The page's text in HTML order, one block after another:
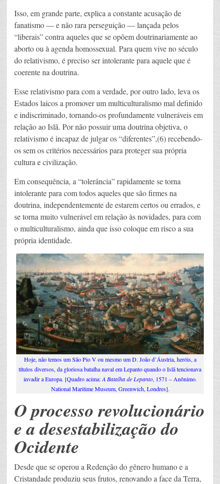
Isso, em grande parte, explica a constante acusação de
fanatismo — e não rara perseguição — lançada pelos
“liberais” contra aqueles que se opõem doutrinariamente ao
aborto ou à agenda homossexual. Para quem vive no século
do relativismo, é preciso ser intolerante para aquele que é
coerente na doutrina.
Esse relativismo para com a verdade, por outro lado, leva os
Estados laicos a promover um multiculturalismo mal definido
e indiscriminado, tornando-os profundamente vulneráveis em
relação ao Islã. Por não possuir uma doutrina objetiva, o
relativismo é incapaz de julgar os “diferentes”,(6) recebendo-
os sem os critérios necessários para proteger sua própria
cultura e civilização.
Em consequência, a “tolerância” rapidamente se torna
intolerante para com todos aqueles que são firmes na
doutrina, independentemente de estarem certos ou errados, e
se torna muito vulnerável em relação às novidades, para com
o multiculturalismo, ainda que isso coloque em risco a sua
própria identidade.
Hoje, não temos um São Pio V ou mesmo um D. João d’Áustria, heróis, a
títulos diversos, da gloriosa batalha naval em Lepanto quando o Islã tencionava
invadir a Europa. [Quadro acima:A Batalha de Lepanto, 1571 – Anônimo.
National Maritime Museum, Greenwich, Londres].
O processo revolucionário
e a desestabilização do
Ocidente
Desde que se operou a Redenção do gênero humano e a
Cristandade produziu seus frutos, renovando a face da Terra,